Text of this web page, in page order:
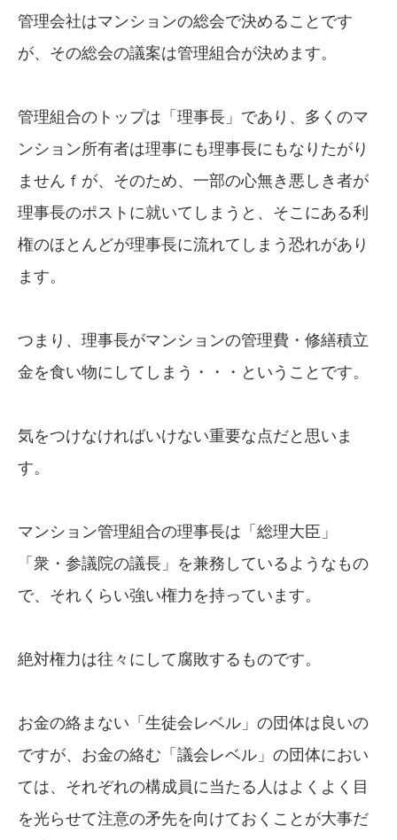
管理会社はマンションの総会で決めることです
が、その総会の議案は管理組合が決めます。
管理組合のトップは「理事長」であり、多くのマ
ンション所有者は理事にも理事長にもなりたがり
ませんｆが、そのため、一部の心無き悪しき者が
理事長のポストに就いてしまうと、そこにある利
権のほとんどが理事長に流れてしまう恐れがあり
ます。
つまり、理事長がマンションの管理費・修繕積立
金を食い物にしてしまう・・・ということです。
気をつけなければいけない重要な点だと思いま
す。
マンション管理組合の理事長は「総理大臣」
「衆・参議院の議長」を兼務しているようなもの
で、それくらい強い権力を持っています。
絶対権力は往々にして腐敗するものです。
お金の絡まない「生徒会レベル」の団体は良いの
ですが、お金の絡む「議会レベル」の団体におい
ては、それぞれの構成員に当たる人はよくよく目
を光らせて注意の矛先を向けておくことが大事だ